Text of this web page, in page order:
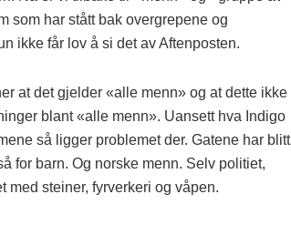
som har stått bak overgrepene og
ikke får lov å si det av Aftenposten.
at det gjelder «alle menn» og at dette ikke
blant «alle menn». Uansett hva Indigo
så ligger problemet der. Gatene har blitt
for barn. Og norske menn. Selv politiet,
med steiner, fyrverkeri og våpen.